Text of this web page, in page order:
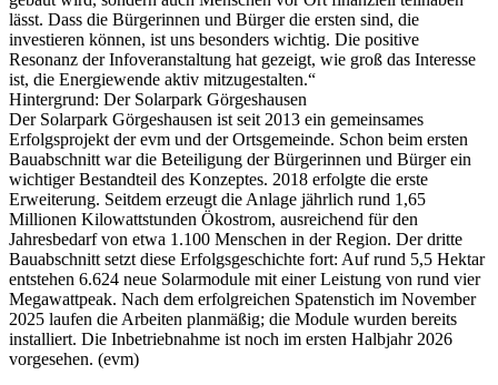
lässt. Dass die Bürgerinnen und Bürger die ersten sind, die
investieren können, ist uns besonders wichtig. Die positive
Resonanz der Infoveranstaltung hat gezeigt, wie groß das Interesse
ist, die Energiewende aktiv mitzugestalten.“
Hintergrund: Der Solarpark Görgeshausen
Der Solarpark Görgeshausen ist seit 2013 ein gemeinsames
Erfolgsprojekt der evm und der Ortsgemeinde. Schon beim ersten
Bauabschnitt war die Beteiligung der Bürgerinnen und Bürger ein
wichtiger Bestandteil des Konzeptes. 2018 erfolgte die erste
Erweiterung. Seitdem erzeugt die Anlage jährlich rund 1,65
Millionen Kilowattstunden Ökostrom, ausreichend für den
Jahresbedarf von etwa 1.100 Menschen in der Region. Der dritte
Bauabschnitt setzt diese Erfolgsgeschichte fort: Auf rund 5,5 Hektar
entstehen 6.624 neue Solarmodule mit einer Leistung von rund vier
Megawattpeak. Nach dem erfolgreichen Spatenstich im November
2025 laufen die Arbeiten planmäßig; die Module wurden bereits
installiert. Die Inbetriebnahme ist noch im ersten Halbjahr 2026
vorgesehen. (evm)